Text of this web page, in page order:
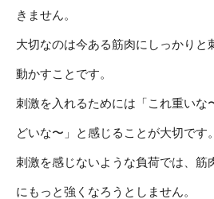
きません。
大切なのは今ある筋肉にしっかりと
動かすことです。
刺激を入れるためには「これ重いな
どいな〜」と感じることが大切です。
刺激を感じないような負荷では、筋
にもっと強くなろうとしません。